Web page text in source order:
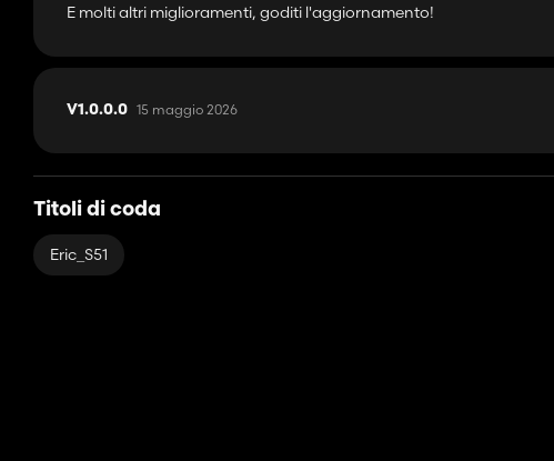
E molti altri miglioramenti, goditi l'aggiornamento!
V1.0.0.0 15 maggio 2026
Titoli di coda
Eric_S51